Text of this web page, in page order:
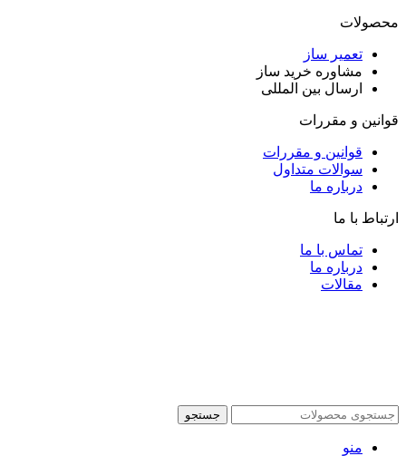
محصولات
تعمیر ساز
مشاوره خرید ساز
ارسال بین المللی
قوانین و مقررات
قوانین و مقررات
سوالات متداول
درباره ما
ارتباط با ما
تماس با ما
درباره ما
مقالات
جستجو
منو